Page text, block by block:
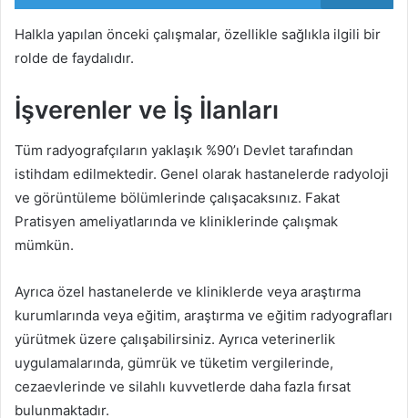
Halkla yapılan önceki çalışmalar, özellikle sağlıkla ilgili bir
rolde de faydalıdır.
İşverenler ve İş İlanları
Tüm radyografçıların yaklaşık %90’ı Devlet tarafından
istihdam edilmektedir. Genel olarak hastanelerde radyoloji
ve görüntüleme bölümlerinde çalışacaksınız. Fakat
Pratisyen ameliyatlarında ve kliniklerinde çalışmak
mümkün.
Ayrıca özel hastanelerde ve kliniklerde veya araştırma
kurumlarında veya eğitim, araştırma ve eğitim radyografları
yürütmek üzere çalışabilirsiniz. Ayrıca veterinerlik
uygulamalarında, gümrük ve tüketim vergilerinde,
cezaevlerinde ve silahlı kuvvetlerde daha fazla fırsat
bulunmaktadır.